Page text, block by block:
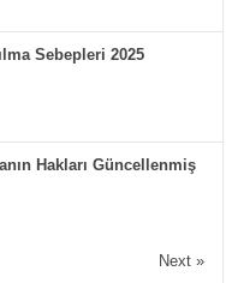
Sebepleri 2025
Hakları Güncellenmiş
Next »